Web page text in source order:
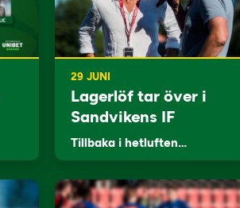
29 JUNI
Lagerlöf tar över i
Sandvikens IF
Tillbaka i hetluften…